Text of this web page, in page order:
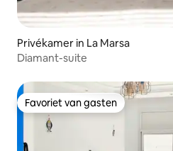
Privékamer in La Marsa
Diamant-suite
Favoriet van gasten
Favoriet van gasten